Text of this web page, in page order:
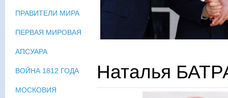
Наталья
ПРАВИТЕЛИ МИРА
ПЕРВАЯ МИРОВАЯ
АПСУАРА
ВОЙНА 1812 ГОДА
МОСКОВИЯ